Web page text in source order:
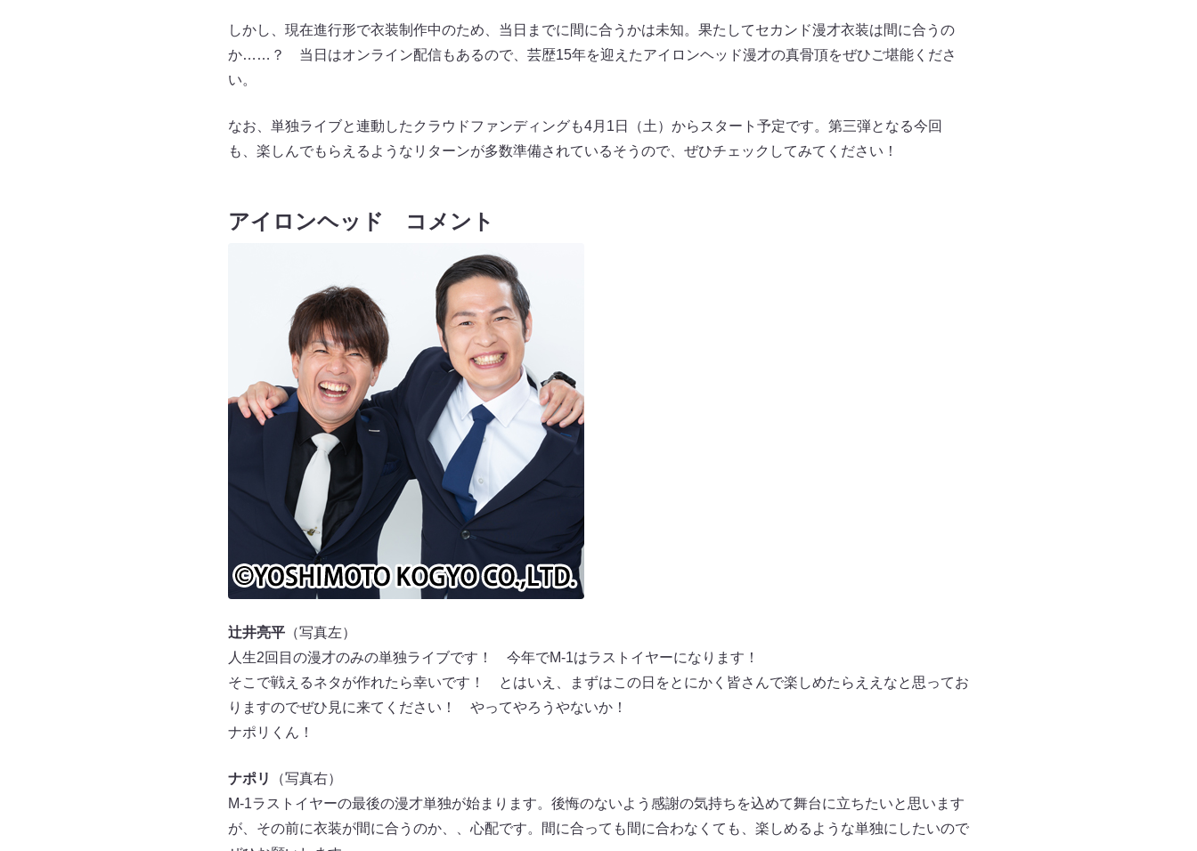
しかし、現在進行形で衣装制作中のため、当日までに間に合うかは未知。果たしてセカンド漫才衣装は間に合うの
か……？ 当日はオンライン配信もあるので、芸歴15年を迎えたアイロンヘッド漫才の真骨頂をぜひご堪能くださ
い。
なお、単独ライブと連動したクラウドファンディングも4月1日（土）からスタート予定です。第三弾となる今回
も、楽しんでもらえるようなリターンが多数準備されているそうので、ぜひチェックしてみてください！
アイロンヘッド コメント
辻井亮平（写真左）
人生2回目の漫才のみの単独ライブです！ 今年でM-1はラストイヤーになります！
そこで戦えるネタが作れたら幸いです！ とはいえ、まずはこの日をとにかく皆さんで楽しめたらええなと思ってお
りますのでぜひ見に来てください！ やってやろうやないか！
ナポリくん！
ナポリ
（写真右）
M-1ラストイヤーの最後の漫才単独が始まります。後悔のないよう感謝の気持ちを込めて舞台に立ちたいと思います
が、その前に衣装が間に合うのか、、心配です。間に合っても間に合わなくても、楽しめるような単独にしたいので